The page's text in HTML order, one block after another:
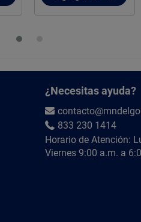
¿Necesitas ayuda?
833 230 1414
Horario de Atención:
Viernes 9:00 a.m. a